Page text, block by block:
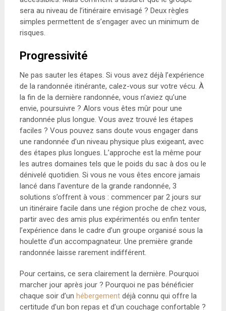
sera au niveau de l’itinéraire envisagé ? Deux règles
simples permettent de s’engager avec un minimum de
risques.
Progressivité
Ne pas sauter les étapes. Si vous avez déjà l’expérience
de la randonnée itinérante, calez-vous sur votre vécu. À
la fin de la dernière randonnée, vous n’aviez qu’une
envie, poursuivre ? Alors vous êtes mûr pour une
randonnée plus longue. Vous avez trouvé les étapes
faciles ? Vous pouvez sans doute vous engager dans
une randonnée d’un niveau physique plus exigeant, avec
des étapes plus longues. L’approche est la même pour
les autres domaines tels que le poids du sac à dos ou le
dénivelé quotidien. Si vous ne vous êtes encore jamais
lancé dans l’aventure de la grande randonnée, 3
solutions s’offrent à vous : commencer par 2 jours sur
un itinéraire facile dans une région proche de chez vous,
partir avec des amis plus expérimentés ou enfin tenter
l’expérience dans le cadre d’un groupe organisé sous la
houlette d’un accompagnateur. Une première grande
randonnée laisse rarement indifférent.
Pour certains, ce sera clairement la dernière. Pourquoi
marcher jour après jour ? Pourquoi ne pas bénéficier
chaque soir d’un hébergementdéjà connu qui offre la
certitude d’un bon repas et d’un couchage confortable ?